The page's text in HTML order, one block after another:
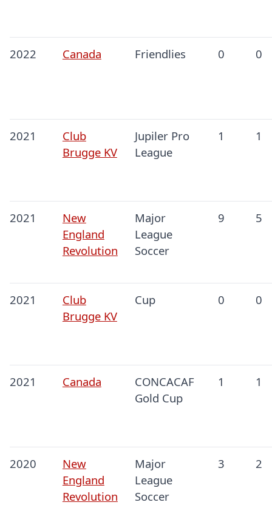
2022 Canada Friendlies 0 0
2021
Club
Brugge KV
Jupiler Pro
League
1 1
2021
New
England
Revolution
Major
League
Soccer
9 5
2021
Club
Brugge KV
Cup 0 0
2021 Canada
CONCACAF
Gold Cup
1 1
2020
New
England
Revolution
Major
League
Soccer
3 2